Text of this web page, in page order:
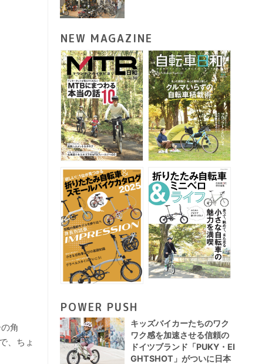
角
、ちょ
NEW MAGAZINE
POWER PUSH
キッズバイカーたちのワク
ワク感を加速させる信頼の
ドイツブランド「PUKY・EI
GHTSHOT」がついに日本